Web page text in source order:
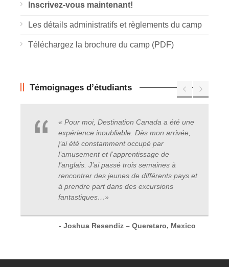
Inscrivez-vous maintenant!
Les détails administratifs et règlements du camp
Téléchargez la brochure du camp (PDF)
Témoignages d’étudiants
« Pour moi, Destination Canada a été une
expérience inoubliable. Dès mon arrivée,
j’ai été constamment occupé par
l’amusement et l’apprentissage de
l’anglais. J’ai passé trois semaines à
rencontrer des jeunes de différents pays et
à prendre part dans des excursions
fantastiques…»
- Joshua Resendiz – Queretaro, Mexico